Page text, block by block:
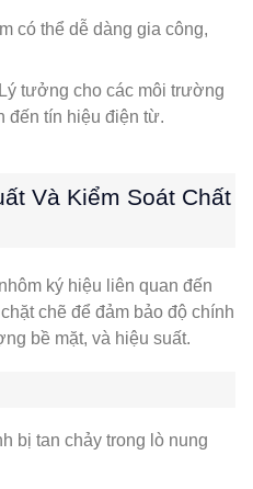
có thể dễ dàng gia công,
Lý tưởng cho các môi trường
đến tín hiệu điện từ.
Và Kiểm Soát Chất
ký hiệu liên quan đến
chẽ để đảm bảo độ chính
bề mặt, và hiệu suất.
bị tan chảy trong lò nung